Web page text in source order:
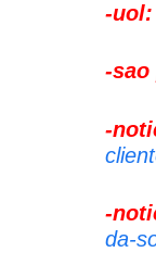
-uol:
-sao
-
-
da-